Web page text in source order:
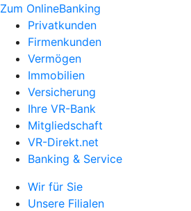
Zum OnlineBanking
Privatkunden
Firmenkunden
Vermögen
Immobilien
Versicherung
Ihre VR-Bank
Mitgliedschaft
VR-Direkt.net
Banking & Service
Wir für Sie
Unsere Filialen